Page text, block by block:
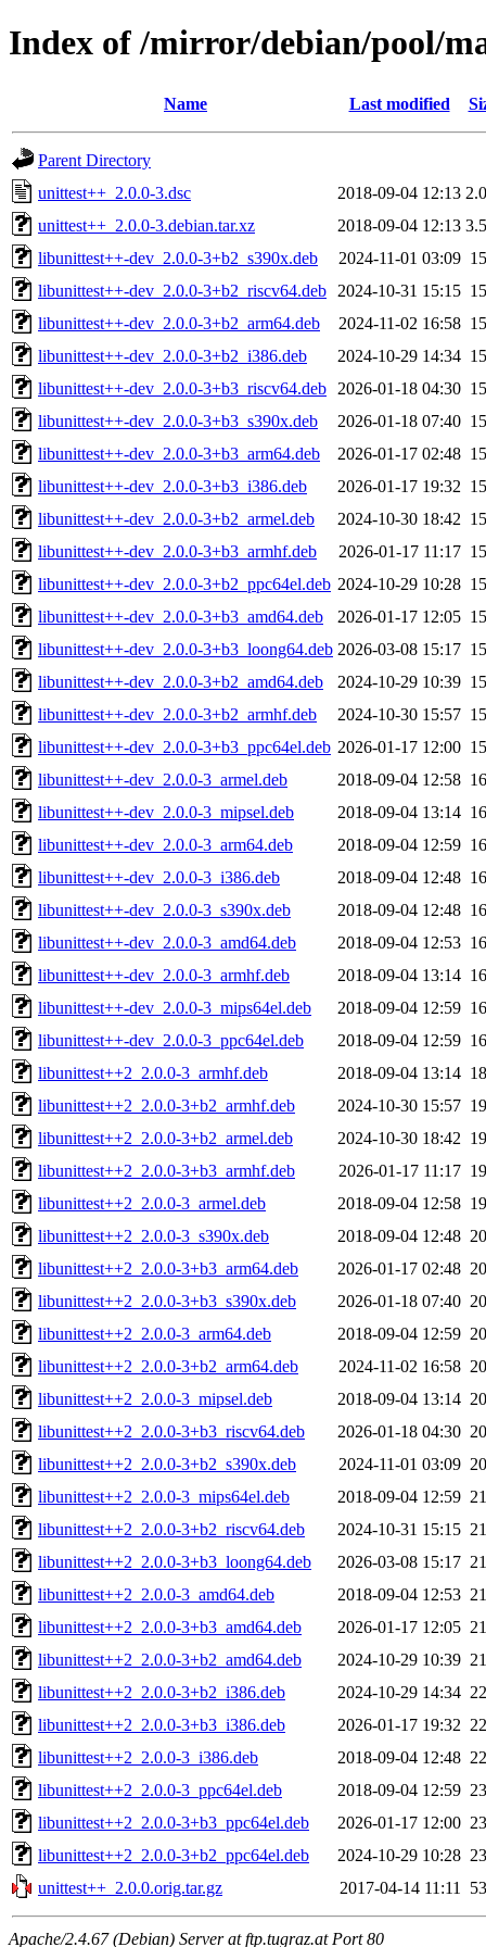
Index of /mirror/debian/pool/
Name Last modified
Parent Directory
unittest++_2.0.0-3.dsc
2018-09-04 12:13
unittest++_2.0.0-3.debian.tar.xz
2018-09-04 12:13
libunittest++-dev_2.0.0-3+b2_s390x.deb
2024-11-01 03:09
libunittest++-dev_2.0.0-3+b2_riscv64.deb
2024-10-31 15:15
libunittest++-dev_2.0.0-3+b2_arm64.deb
2024-11-02 16:58
libunittest++-dev_2.0.0-3+b2_i386.deb
2024-10-29 14:34
libunittest++-dev_2.0.0-3+b3_riscv64.deb
2026-01-18 04:30
libunittest++-dev_2.0.0-3+b3_s390x.deb
2026-01-18 07:40
libunittest++-dev_2.0.0-3+b3_arm64.deb
2026-01-17 02:48
libunittest++-dev_2.0.0-3+b3_i386.deb
2026-01-17 19:32
libunittest++-dev_2.0.0-3+b2_armel.deb
2024-10-30 18:42
libunittest++-dev_2.0.0-3+b3_armhf.deb
2026-01-17 11:17
libunittest++-dev_2.0.0-3+b2_ppc64el.deb 2024-10-29 10:28
libunittest++-dev_2.0.0-3+b3_amd64.deb
2026-01-17 12:05
libunittest++-dev_2.0.0-3+b3_loong64.deb 2026-03-08 15:17
libunittest++-dev_2.0.0-3+b2_amd64.deb
2024-10-29 10:39
libunittest++-dev_2.0.0-3+b2_armhf.deb
2024-10-30 15:57
libunittest++-dev_2.0.0-3+b3_ppc64el.deb 2026-01-17 12:00
libunittest++-dev_2.0.0-3_armel.deb
2018-09-04 12:58
libunittest++-dev_2.0.0-3_mipsel.deb
2018-09-04 13:14
libunittest++-dev_2.0.0-3_arm64.deb
2018-09-04 12:59
libunittest++-dev_2.0.0-3_i386.deb
2018-09-04 12:48
libunittest++-dev_2.0.0-3_s390x.deb
2018-09-04 12:48
libunittest++-dev_2.0.0-3_amd64.deb
2018-09-04 12:53
libunittest++-dev_2.0.0-3_armhf.deb
2018-09-04 13:14
libunittest++-dev_2.0.0-3_mips64el.deb
2018-09-04 12:59
libunittest++-dev_2.0.0-3_ppc64el.deb
2018-09-04 12:59
libunittest++2_2.0.0-3_armhf.deb
2018-09-04 13:14
libunittest++2_2.0.0-3+b2_armhf.deb
2024-10-30 15:57
libunittest++2_2.0.0-3+b2_armel.deb
2024-10-30 18:42
libunittest++2_2.0.0-3+b3_armhf.deb
2026-01-17 11:17
libunittest++2_2.0.0-3_armel.deb
2018-09-04 12:58
libunittest++2_2.0.0-3_s390x.deb
2018-09-04 12:48
libunittest++2_2.0.0-3+b3_arm64.deb
2026-01-17 02:48
libunittest++2_2.0.0-3+b3_s390x.deb
2026-01-18 07:40
libunittest++2_2.0.0-3_arm64.deb
2018-09-04 12:59
libunittest++2_2.0.0-3+b2_arm64.deb
2024-11-02 16:58
libunittest++2_2.0.0-3_mipsel.deb
2018-09-04 13:14
libunittest++2_2.0.0-3+b3_riscv64.deb
2026-01-18 04:30
libunittest++2_2.0.0-3+b2_s390x.deb
2024-11-01 03:09
libunittest++2_2.0.0-3_mips64el.deb
2018-09-04 12:59
libunittest++2_2.0.0-3+b2_riscv64.deb
2024-10-31 15:15
libunittest++2_2.0.0-3+b3_loong64.deb
2026-03-08 15:17
libunittest++2_2.0.0-3_amd64.deb
2018-09-04 12:53
libunittest++2_2.0.0-3+b3_amd64.deb
2026-01-17 12:05
libunittest++2_2.0.0-3+b2_amd64.deb
2024-10-29 10:39
libunittest++2_2.0.0-3+b2_i386.deb
2024-10-29 14:34
libunittest++2_2.0.0-3+b3_i386.deb
2026-01-17 19:32
libunittest++2_2.0.0-3_i386.deb
2018-09-04 12:48
libunittest++2_2.0.0-3_ppc64el.deb
2018-09-04 12:59
libunittest++2_2.0.0-3+b3_ppc64el.deb
2026-01-17 12:00
libunittest++2_2.0.0-3+b2_ppc64el.deb
2024-10-29 10:28
unittest++_2.0.0.orig.tar.gz
2017-04-14 11:11
Apache/2.4.67 (Debian) Server at ftp.tugraz.at Port 80